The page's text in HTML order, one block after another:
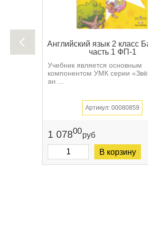
Английский язык 2 класс
часть 1 ФП-1
Учебник является основным
компонентом УМК серии
ан ...
Артикул: 00080859
1 07800руб
В корзину